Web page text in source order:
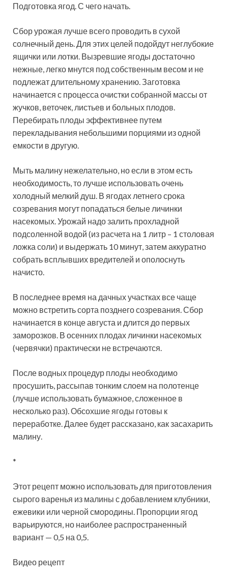
Подготовка ягод. С чего начать.
Сбор урожая лучше всего проводить в сухой
солнечный день. Для этих целей подойдут неглубокие
ящички или лотки. Вызревшие ягоды достаточно
нежные, легко мнутся под собственным весом и не
подлежат длительному хранению. Заготовка
начинается с процесса очистки собранной массы от
жучков, веточек, листьев и больных плодов.
Перебирать плоды эффективнее путем
перекладывания небольшими порциями из одной
емкости в другую.
Мыть малину нежелательно, но если в этом есть
необходимость, то лучше использовать очень
холодный мелкий душ. В ягодах летнего срока
созревания могут попадаться белые личинки
насекомых. Урожай надо залить прохладной
подсоленной водой (из расчета на 1 литр – 1 столовая
ложка соли) и выдержать 10 минут, затем аккуратно
собрать всплывших вредителей и ополоснуть
начисто.
В последнее время на дачных участках все чаще
можно встретить сорта позднего созревания. Сбор
начинается в конце августа и длится до первых
заморозков. В осенних плодах личинки насекомых
(червячки) практически не встречаются.
После водных процедур плоды необходимо
просушить, рассыпав тонким слоем на полотенце
(лучше использовать бумажное, сложенное в
несколько раз). Обсохшие ягоды готовы к
переработке. Далее будет рассказано, как засахарить
малину.
*
Этот рецепт можно использовать для приготовления
сырого варенья из малины с добавлением клубники,
ежевики или черной смородины. Пропорции ягод
варьируются, но наиболее распространенный
вариант — 0,5 на 0,5.
Видео рецепт